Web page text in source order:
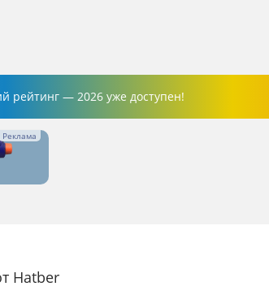
рейтинг — 2026 уже доступен!
Hatber